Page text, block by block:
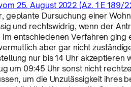
25. August 2022 (Az. 1 E 189/
geplante Dursuchung einer
und rechtswidrig, wenn der
entschiedenen Verfahren ging
aber gar nicht
nur bis 14 Uhr
um 09:45 Uhr sonst nicht
um die Unzulässigkeit ihres